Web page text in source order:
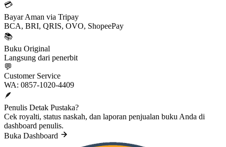
💳
Bayar Aman via Tripay
BCA, BRI, QRIS, OVO, ShopeePay
📚
Buku Original
Langsung dari penerbit
💬
Customer Service
WA: 0857-1020-4409
🪶
Penulis Detak Pustaka?
Cek royalti, status naskah, dan laporan penjualan buku Anda di
dashboard penulis.
Buka Dashboard